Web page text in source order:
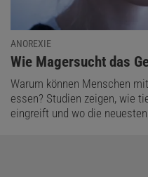
ANOREXIE
:
Wie Magersucht das
Warum können Menschen
essen? Studien zeigen, wie
eingreift und wo die